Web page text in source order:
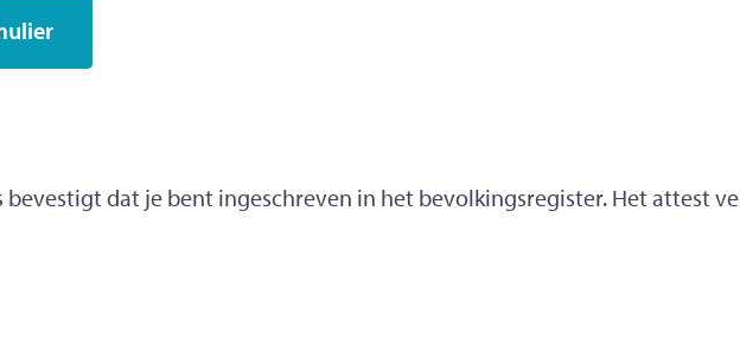
bevestigt dat je bent ingeschreven in het bevolkingsregister. Het attest